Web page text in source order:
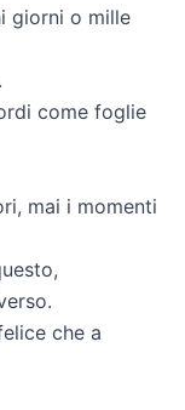
giorni o mille
come foglie
mai i momenti
che a